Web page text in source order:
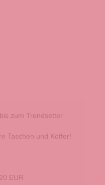
zum Trendsetter
Taschen und Koffer!
EUR